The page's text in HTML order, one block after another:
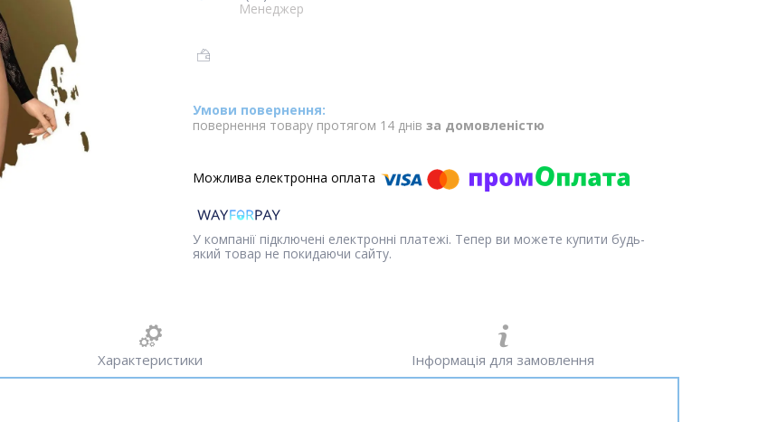
Менеджер
повернення товару протягом 14 днів за домовленістю
У компанії підключені електронні платежі. Тепер ви можете купити будь-
який товар не покидаючи сайту.
Характеристики Інформація для замовлення